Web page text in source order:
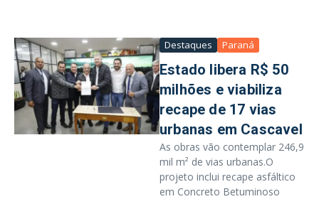
Destaques Paraná
Estado libera R$ 50
milhões e viabiliza
recape de 17 vias
urbanas em Cascavel
As obras vão contemplar 246,9
mil m² de vias urbanas.O
projeto inclui recape asfáltico
em Concreto Betuminoso